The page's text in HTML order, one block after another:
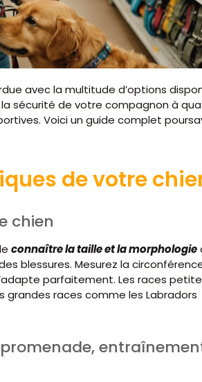
avec la multitude d’options
sécurité de votre compagnon à
Voici un guide complet
de votre
chien
connaître la taille et la morphologie
blessures. Mesurez la
parfaitement. Les races
grandes races comme les Labradors